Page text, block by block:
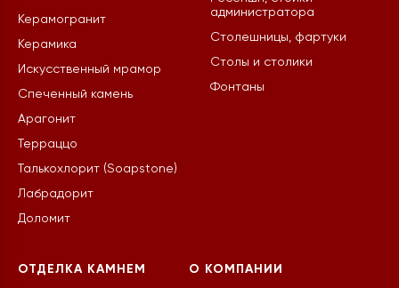
Керамогранит
Керамика
Искусственный мрамор
Спеченный камень
Арагонит
Терраццо
Талькохлорит (Soapstone)
Лабрадорит
Доломит
администратора
Столешницы, фартуки
Столы и столики
Фонтаны
ОТДЕЛКА КАМНЕМ О КОМПАНИИ